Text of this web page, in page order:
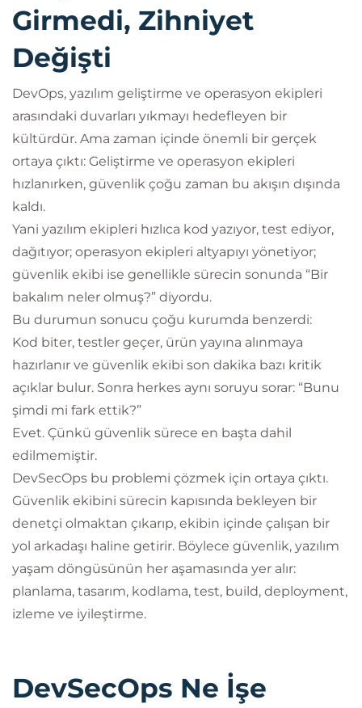
Girmedi, Zihniyet
Değişti
DevOps, yazılım geliştirme ve operasyon ekipleri
arasındaki duvarları yıkmayı hedefleyen bir
kültürdür. Ama zaman içinde önemli bir gerçek
ortaya çıktı: Geliştirme ve operasyon ekipleri
hızlanırken, güvenlik çoğu zaman bu akışın dışında
kaldı.
Yani yazılım ekipleri hızlıca kod yazıyor, test ediyor,
dağıtıyor; operasyon ekipleri altyapıyı yönetiyor;
güvenlik ekibi ise genellikle sürecin sonunda “Bir
bakalım neler olmuş?” diyordu.
Bu durumun sonucu çoğu kurumda benzerdi:
Kod biter, testler geçer, ürün yayına alınmaya
hazırlanır ve güvenlik ekibi son dakika bazı kritik
açıklar bulur. Sonra herkes aynı soruyu sorar: “Bunu
şimdi mi fark ettik?”
Evet. Çünkü güvenlik sürece en başta dahil
edilmemiştir.
DevSecOps bu problemi çözmek için ortaya çıktı.
Güvenlik ekibini sürecin kapısında bekleyen bir
denetçi olmaktan çıkarıp, ekibin içinde çalışan bir
yol arkadaşı haline getirir. Böylece güvenlik, yazılım
yaşam döngüsünün her aşamasında yer alır:
planlama, tasarım, kodlama, test, build, deployment,
izleme ve iyileştirme.
DevSecOps Ne İşe